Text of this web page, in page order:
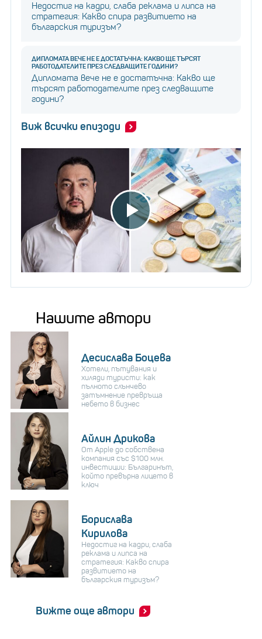
Недостиг на кадри, слаба реклама и липса на
стратегия: Какво спира развитието на
българския туризъм?
ДИПЛОМАТА ВЕЧЕ НЕ Е ДОСТАТЪЧНА: КАКВО ЩЕ ТЪРСЯТ
РАБОТОДАТЕЛИТЕ ПРЕЗ СЛЕДВАЩИТЕ ГОДИНИ?
Дипломата вече не е достатъчна: Какво ще
търсят работодателите през следващите
години?
Виж всички епизоди
Нашите автори
Десислава Боцева
Хотели, пътувания и
хиляди туристи: как
пълното слънчево
затъмнение превръща
небето в бизнес
Айлин Дрикова
От Apple до собствена
компания със $100 млн.
инвестиции: Българинът,
който превърна лицето в
ключ
Борислава
Кирилова
Недостиг на кадри, слаба
реклама и липса на
стратегия: Какво спира
развитието на
българския туризъм?
Вижте още автори